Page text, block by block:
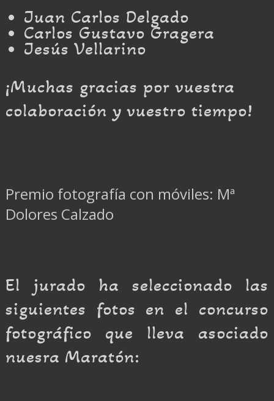
Juan Carlos Delgado
Carlos Gustavo Gragera
Jesús Vellarino
¡Muchas gracias por vuestra
colaboración y vuestro tiempo!
Premio fotografía con móviles: Mª
Dolores Calzado
El jurado ha seleccionado las
siguientes fotos en el concurso
fotográfico que lleva asociado
nuesra Maratón: